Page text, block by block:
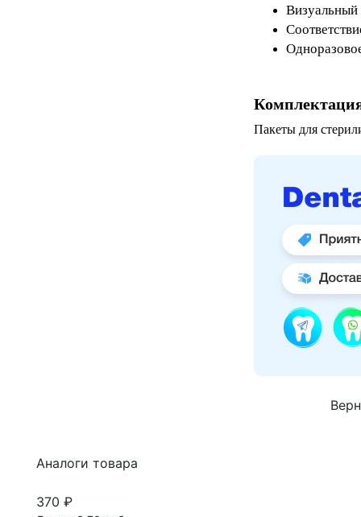
Визуальный
Пакеты для
Аналоги товара
370 ₽